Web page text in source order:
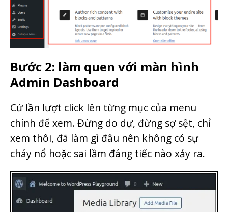
Bước 2: làm quen với màn hình
Admin Dashboard
Cứ lần lượt click lên từng mục của menu
chính để xem. Đừng do dự, đừng sợ sệt, chỉ
xem thôi, đã làm gì đâu nên không có sự
cháy nổ hoặc sai lầm đáng tiếc nào xảy ra.